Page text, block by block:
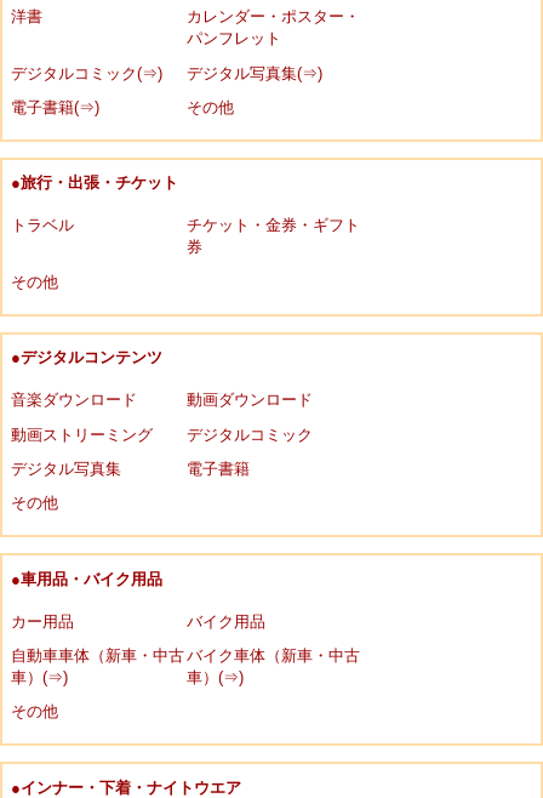
洋書
カレンダー・ポスター・
パンフレット
デジタルコミック(⇒)
デジタル写真集(⇒)
電子書籍(⇒)
その他
●旅行・出張・チケット
トラベル
チケット・金券・ギフト
券
その他
●デジタルコンテンツ
音楽ダウンロード
動画ダウンロード
動画ストリーミング
デジタルコミック
デジタル写真集
電子書籍
その他
●車用品・バイク用品
カー用品
バイク用品
自動車車体（新車・中古
車）(⇒)
バイク車体（新車・中古
車）(⇒)
その他
●インナー・下着・ナイトウエア